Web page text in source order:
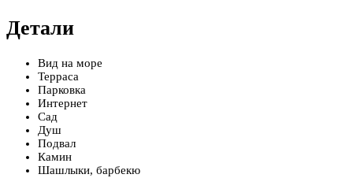
Детали
Вид на море
Терраса
Парковка
Интернет
Сад
Душ
Подвал
Камин
Шашлыки, барбекю